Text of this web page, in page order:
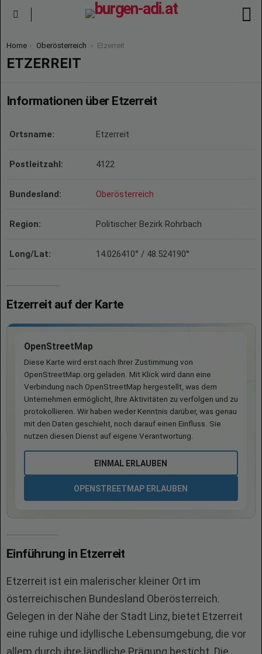
You are here:
Home Oberösterreich Etzerreit
ETZERREIT
Informationen über Etzerreit
Ortsname: Etzerreit
Postleitzahl: 4122
Bundesland: Oberösterreich
Region: Politischer Bezirk Rohrbach
Long/Lat: 14.026410° / 48.524190°
Etzerreit auf der Karte
OpenStreetMap
Diese Karte wird erst nach Ihrer Zustimmung von
OpenStreetMap.org geladen. Mit Klick wird dann eine
Verbindung nach OpenStreetMap hergestellt, was dem
Unternehmen ermöglicht, Ihre Aktivitäten zu verfolgen und zu
protokollieren. Wir haben weder Kenntnis darüber, was genau
mit den Daten geschieht, noch darauf einen Einfluss. Sie
nutzen diesen Dienst auf eigene Verantwortung.
EINMAL ERLAUBEN
OPENSTREETMAP ERLAUBEN
Einführung in Etzerreit
Etzerreit ist ein malerischer kleiner Ort im
österreichischen Bundesland Oberösterreich.
Gelegen in der Nähe der Stadt Linz, bietet Etzerreit
eine ruhige und idyllische Lebensumgebung, die vor
allem durch ihre ländliche Prägung besticht. Die